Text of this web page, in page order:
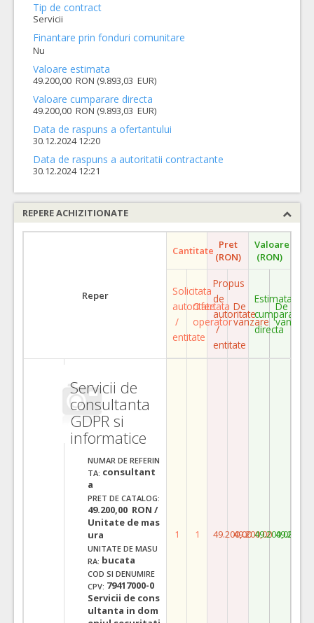
Tip de contract
Servicii
Finantare prin fonduri comunitare
Nu
Valoare estimata
49.200,00 RON (9.893,03 EUR)
Valoare cumparare directa
49.200,00 RON (9.893,03 EUR)
Data de raspuns a ofertantului
30.12.2024 12:20
Data de raspuns a autoritatii contractante
30.12.2024 12:21
REPERE ACHIZITIONATE
Reper
Cantitate Pret
(RON)
Valoare
(RON)
Solicitata
autoritate
/
entitate
Ofertata
operator
Propus
de
autoritate
/
entitate
De
vanzare
Estimata
cumparare
directa
De
vanzare
Servicii de
consultanta
GDPR si
informatice
NUMAR DE REFERIN
TA: consultant
a
PRET DE CATALOG:
49.200,00 RON /
Unitate de mas
ura
UNITATE DE MASU
RA: bucata
COD SI DENUMIRE
CPV: 79417000-0
Servicii de cons
ultanta in dom
1 1 49.200,0049.200,0049.200,00